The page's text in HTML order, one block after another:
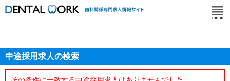
中途採用求人の検索